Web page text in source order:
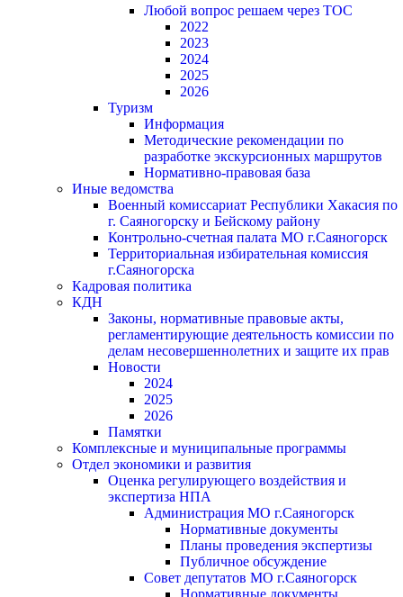
Любой вопрос решаем через ТОС
2022
2023
2024
2025
2026
Туризм
Информация
Методические рекомендации по
разработке экскурсионных маршрутов
Нормативно-правовая база
Иные ведомства
Военный комиссариат Республики Хакасия по
г. Саяногорску и Бейскому району
Контрольно-счетная палата МО г.Саяногорск
Территориальная избирательная комиссия
г.Саяногорска
Кадровая политика
КДН
Законы, нормативные правовые акты,
регламентирующие деятельность комиссии по
делам несовершеннолетних и защите их прав
Новости
2024
2025
2026
Памятки
Комплексные и муниципальные программы
Отдел экономики и развития
Оценка регулирующего воздействия и
экспертиза НПА
Администрация МО г.Саяногорск
Нормативные документы
Планы проведения экспертизы
Публичное обсуждение
Совет депутатов МО г.Саяногорск